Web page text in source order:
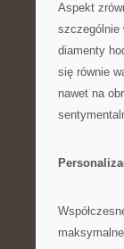
Aspekt
szczególnie
diamenty
się równie
nawet na